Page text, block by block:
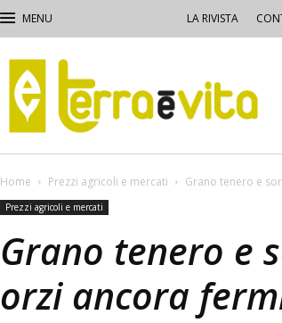
LA RIVISTA
Terra
e
Vita
Home Prezzi agricoli e mercati Grano tenero e
Prezzi agricoli e mercati
Grano tenero e
orzi ancora